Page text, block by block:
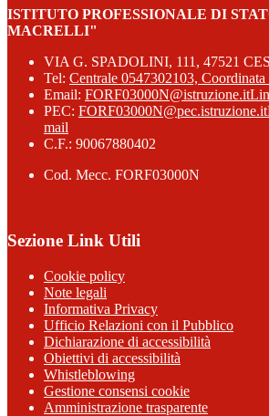
ISTITUTO PROFESSIONALE DI
MACRELLI"
VIA G. SPADOLINI, 111, 47521
Tel: Centrale 0547302103,
Email: FORF03000N@istruzione.it
PEC: FORF03000N@pec.istruzione.it
mail
C.F.: 90067880402
Cod. Mecc. FORF03000N
Sezione Link Utili
Cookie policy
Note legali
Informativa Privacy
Ufficio Relazioni con il Pubblico
Dichiarazione di accessibilità
Obiettivi di accessibilità
Whistleblowing
Gestione consensi cookie
Amministrazione trasparente